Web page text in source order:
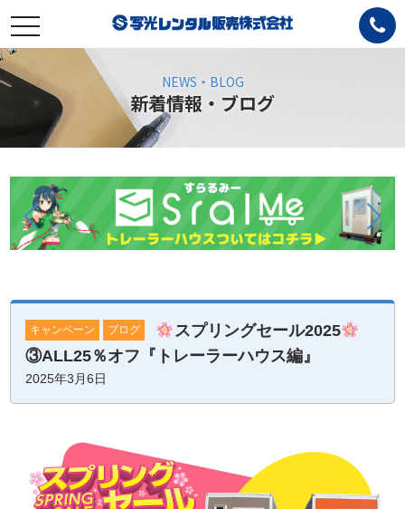
toggle
navigation
NEWS・BLOG
新着情報・ブログ
キャンペーン ブログ
スプリングセール2025
③ALL25％オフ『トレーラーハウス編』
2025年3月6日